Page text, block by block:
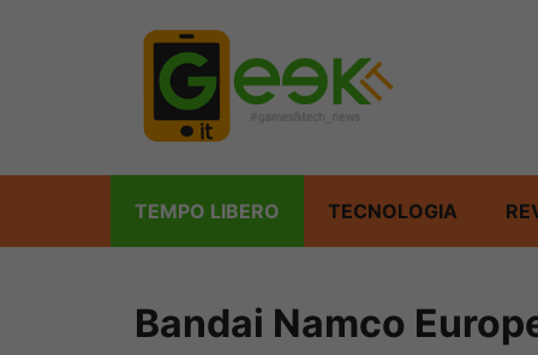
TEMPO LIBERO TECNOLOGIA
Bandai Namco